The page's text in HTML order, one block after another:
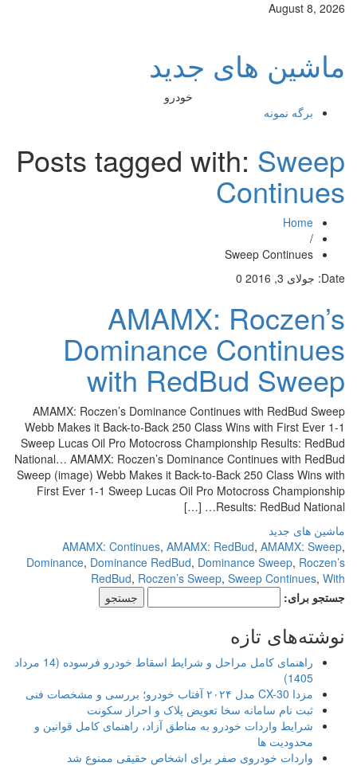
August 8, 2026
ماشین های جدید
خودرو
برگه نمونه
Posts tagged with:Sweep
Continues
Home
/
Sweep Continues
Date: جولای 3, 2016 0
AMAMX: Roczen’s
Dominance Continues
with RedBud Sweep
AMAMX: Roczen’s Dominance Continues with RedBud Sweep
Webb Makes it Back-to-Back 250 Class Wins with First Ever 1-1
Sweep Lucas Oil Pro Motocross Championship Results: RedBud
National… AMAMX: Roczen’s Dominance Continues with RedBud
Sweep (image) Webb Makes it Back-to-Back 250 Class Wins with
First Ever 1-1 Sweep Lucas Oil Pro Motocross Championship
Results: RedBud National… […]
ماشین های جدید
AMAMX: Continues,AMAMX: RedBud,AMAMX: Sweep
Dominance,Dominance RedBud,Dominance Sweep,Roczen’s
RedBud,Roczen’s Sweep,Sweep Continues,With
جستجو برای:
نوشته‌های تازه
راهنمای کامل مراحل و شرایط اسقاط خودرو فرسوده (14 مرداد
1405)
مزدا CX-30 مدل ۲۰۲۴ آفتاب خودرو؛ بررسی و مشخصات فنی
ثبت نام سامانه سخا تعویض پلاک و احراز سکونت
شرایط واردات خودرو به مناطق آزاد، راهنمای کامل قوانین و
محدودیت ها
واردات خودروی صفر برای اشخاص حقیقی ممنوع شد